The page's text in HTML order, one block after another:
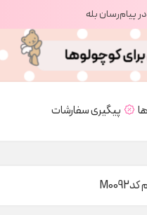
پیام‌رسان بله
پیگیری سفارشات